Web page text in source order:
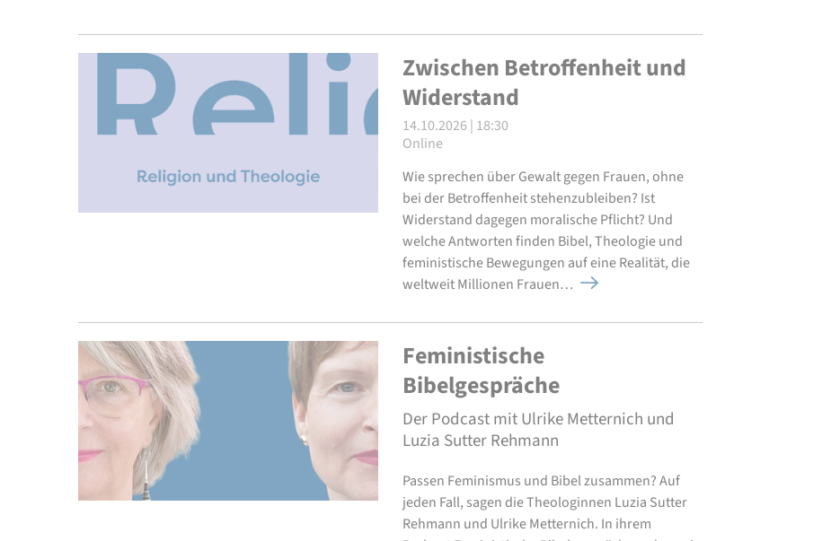
Zwischen Betroffenheit und
Widerstand
14.10.2026 | 18:30
Online
Wie sprechen über Gewalt gegen Frauen, ohne
bei der Betroffenheit stehenzubleiben? Ist
Widerstand dagegen moralische Pflicht? Und
welche Antworten finden Bibel, Theologie und
feministische Bewegungen auf eine Realität, die
weltweit Millionen Frauen…
Feministische
Bibelgespräche
Der Podcast mit Ulrike Metternich und
Luzia Sutter Rehmann
Passen Feminismus und Bibel zusammen? Auf
jeden Fall, sagen die Theologinnen Luzia Sutter
Rehmann und Ulrike Metternich. In ihrem